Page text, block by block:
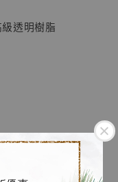
透明樹脂